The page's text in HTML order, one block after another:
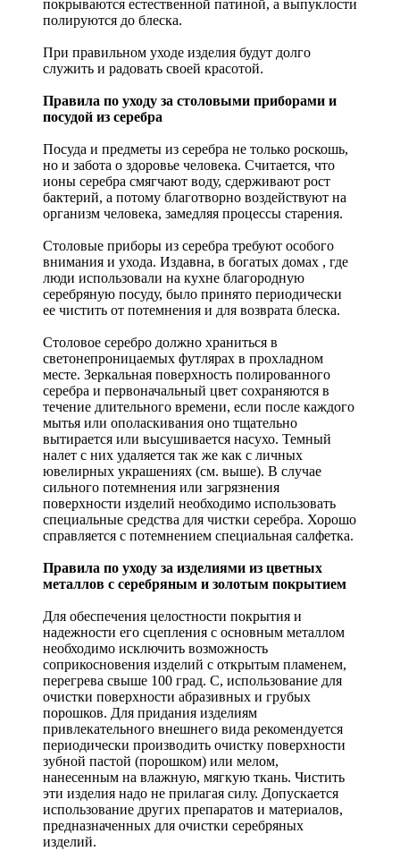
покрываются естественной патиной, а выпуклости
полируются до блеска.
При правильном уходе изделия будут долго
служить и радовать своей красотой.
Правила по уходу за столовыми приборами и
посудой из серебра
Посуда и предметы из серебра не только роскошь,
но и забота о здоровье человека. Считается, что
ионы серебра смягчают воду, сдерживают рост
бактерий, а потому благотворно воздействуют на
организм человека, замедляя процессы старения.
Столовые приборы из серебра требуют особого
внимания и ухода. Издавна, в богатых домах , где
люди использовали на кухне благородную
серебряную посуду, было принято периодически
ее чистить от потемнения и для возврата блеска.
Столовое серебро должно храниться в
светонепроницаемых футлярах в прохладном
месте. Зеркальная поверхность полированного
серебра и первоначальный цвет сохраняются в
течение длительного времени, если после каждого
мытья или ополаскивания оно тщательно
вытирается или высушивается насухо. Темный
налет с них удаляется так же как с личных
ювелирных украшениях (см. выше). В случае
сильного потемнения или загрязнения
поверхности изделий необходимо использовать
специальные средства для чистки серебра. Хорошо
справляется с потемнением специальная салфетка.
Правила по уходу за изделиями из цветных
металлов с серебряным и золотым покрытием
Для обеспечения целостности покрытия и
надежности его сцепления с основным металлом
необходимо исключить возможность
соприкосновения изделий с открытым пламенем,
перегрева свыше 100 град. С, использование для
очистки поверхности абразивных и грубых
порошков. Для придания изделиям
привлекательного внешнего вида рекомендуется
периодически производить очистку поверхности
зубной пастой (порошком) или мелом,
нанесенным на влажную, мягкую ткань. Чистить
эти изделия надо не прилагая силу. Допускается
использование других препаратов и материалов,
предназначенных для очистки серебряных
изделий.